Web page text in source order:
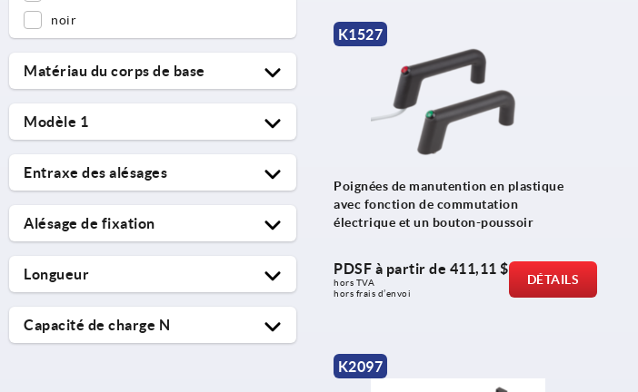
noir
Matériau du corps de base
acier
polyamide
Modèle 1
avec fonction de commutation électr.
avec unité de verrouillage
Entraxe des alésages
160
180
Alésage de fixation
8,5
M6
Longueur
182
Capacité de charge N
K1527
Poignées de manutention en plastique
avec fonction de commutation
électrique et un bouton-poussoir
PDSF à partir de 411,11 $
hors TVA
hors frais d’envoi
DÉTAILS
K2097